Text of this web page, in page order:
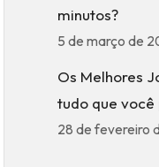
minutos?
5 de março de
Os Melhores
tudo que
28 de fevereiro